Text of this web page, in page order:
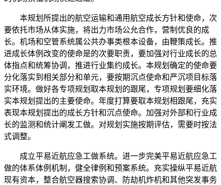
本规划所提出的航空运输和通用航空成长方针和使命，次
要依托市场从体实施，将出力市场公允合作，营制优良的成
长。机场和空管系统属公共办事类根本设备，由鞭策成长。推
进成长体例改变的使命是的次要职责，要加强对行业成长的总
体指点和统筹协调，推进行业集约成长。本规划确定的使命要
分化落实到相关部分和单元，要按期沉点使命和严沉项目标落
实环境。做好各专项规划取本规划的跟尾，专项规划要细化落
实本规划提出的主要使命。年度打算要取本规划相跟尾，充实
表现本规划提出的成长方针和沉点使命。加强对外部和行业成
长的监测和统计阐发工做。对规划实施按期评估，需要时按法
式调整。
成立平易近航应急工做系统。进一步完美平易近航应急工
做的体系体例机制，健全律例和预案系统。充实操纵平易近航
现有资本，整合航空器搜索协调、防劫机炸机和其他突发事务